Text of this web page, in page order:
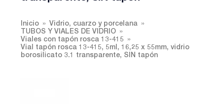
Inicio
Vidrio, cuarzo y porcelana
TUBOS Y VIALES DE VIDRIO
Viales con tapón rosca 13-415
Vial tapón rosca 13-415, 5ml, 16,25 x 55mm, vidrio
borosilicato 3.1 transparente, SIN tapón